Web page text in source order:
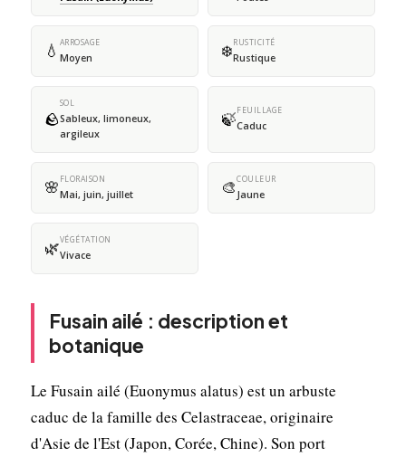
💧 ARROSAGE
Moyen ❄️RUSTICITÉ
Rustique
🪨
SOL
Sableux, limoneux,
argileux
🍃FEUILLAGE
Caduc
🌸 FLORAISON
Mai, juin, juillet 🎨COULEUR
Jaune
🌿VÉGÉTATION
Vivace
Fusain ailé : description et
botanique
Le Fusain ailé (Euonymus alatus) est un arbuste
caduc de la famille des Celastraceae, originaire
d'Asie de l'Est (Japon, Corée, Chine). Son port